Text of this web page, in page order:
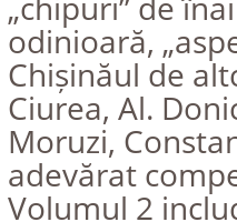
odinioară,
Chișinăul de
Ciurea, Al.
Moruzi,
adevărat
Volumul 2